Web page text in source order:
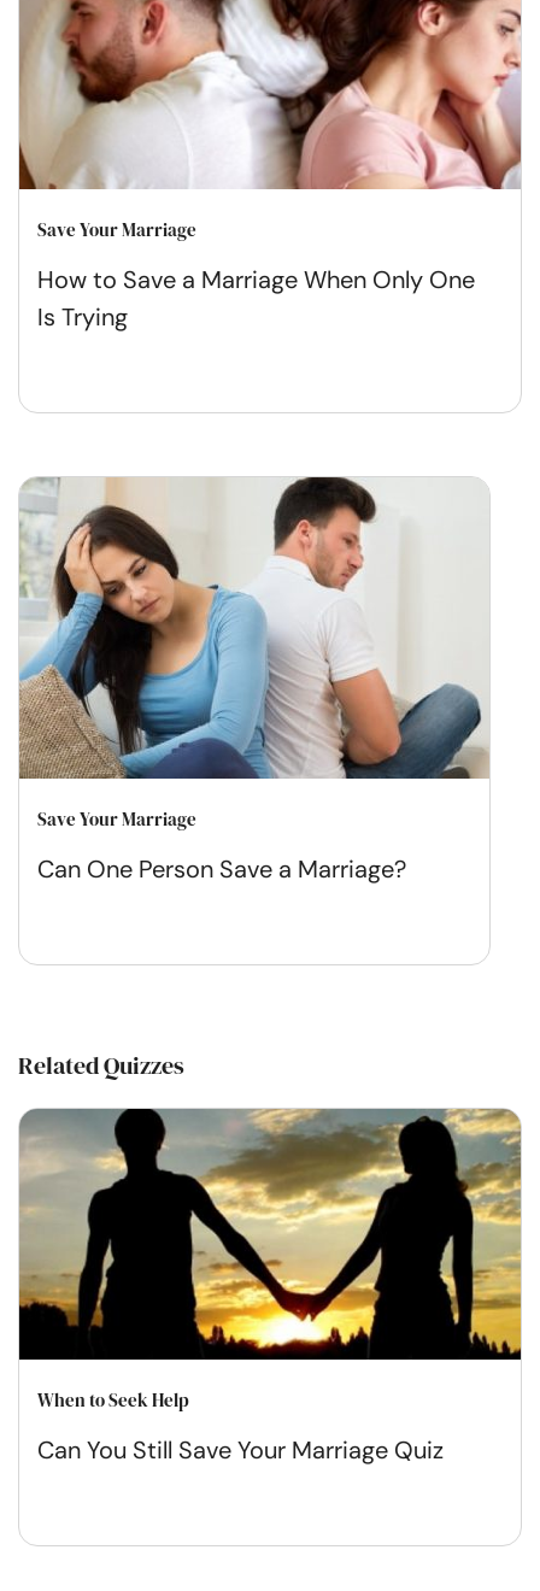
Save Your Marriage
How to Save a Marriage When Only One
Is Trying
Save Your Marriage
Can One Person Save a Marriage?
Related Quizzes
When to Seek Help
Can You Still Save Your Marriage Quiz